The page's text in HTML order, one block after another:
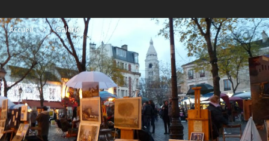
Accueil Galerie